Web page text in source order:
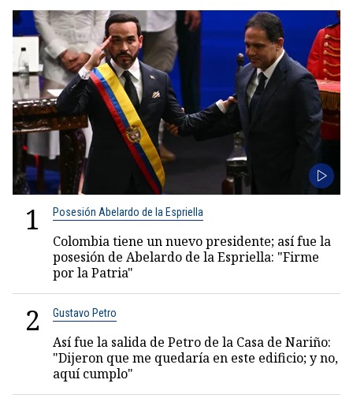
1 Posesión Abelardo de la Espriella
Colombia tiene un nuevo presidente; así fue la
posesión de Abelardo de la Espriella: "Firme
por la Patria"
2 Gustavo Petro
Así fue la salida de Petro de la Casa de Nariño:
"Dijeron que me quedaría en este edificio; y no,
aquí cumplo"